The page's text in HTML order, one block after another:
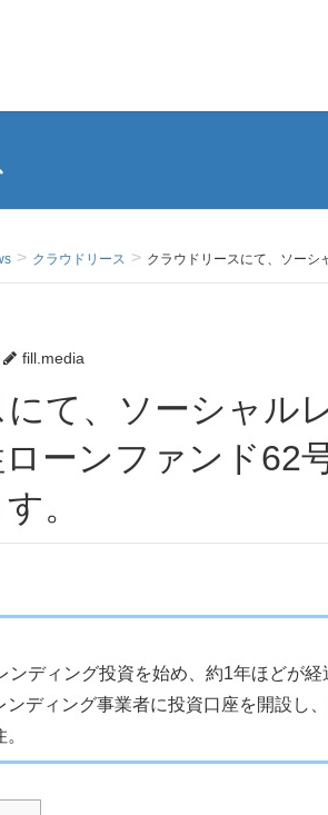
クラウドリース クラウドリースにて、ソーシ
fill.media
ーンファンド62
。
ディング投資を始め、約1年ほどが経
ディング事業者に投資口座を開設し